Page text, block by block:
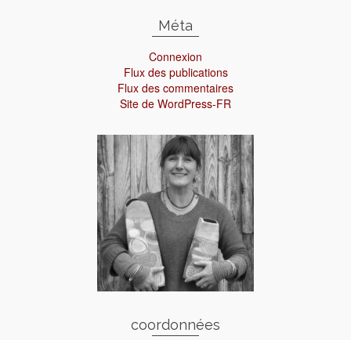
Méta
Connexion
Flux des publications
Flux des commentaires
Site de WordPress-FR
coordonnées